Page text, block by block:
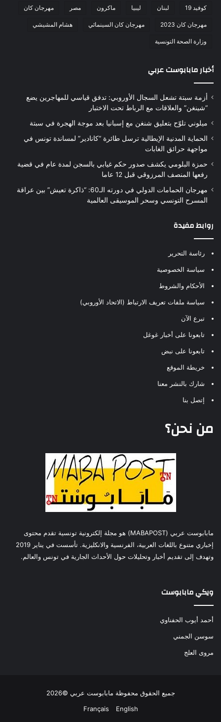
كوفيد 19 لبنان ليبيا ماكرون مصر مهرجان كان
مهرجان كان 2023 مهرجان كان السينمائي هشام المشيشي
وزارة الصحة التونسية
أخبار مابابوست عربي
أزمة سبتة تشعل السجال الأوروبي: تدفق قياسي للمهاجرين يضع
“شينغن” والعلاقات مع الرباط تحت الاختبار
ميلوني تلوّح بتعليق شنغن مع إسبانيا بعد موجة الهجرة في سبتة
الحماية المدنية الإيطالية ترسل طائرة “كانادير” لمساندة تونس في
مواجهة حرائق الغابات
حمزة البلومي يكشف صدور حكم غيابي بالسجن لمدة عام في قضية
رفعها المنصف المرزوقي قبل 12 عاما
مهرجان الحمامات الدولي في دورته الـ60: “ذاكرة تعيش” بين عراقة
المسرح التونسي وسحر الموسيقى العالمية
روابط مفيدة
رئاسة التحرير
سياسة الخصوصية
الأحكام والشروط
سياسة ملفات تعريف الارتباط (الاتحاد الأوروبي)
تبرع الآن
تابعونا على أخبار غوغل
تابعونا على نبض
خريطة الموقع
شارك بالنشر معنا
إتصل بنا
من نحن؟
مابابوست عربي (MABAPOST) هو مجلة إلكترونية تونسية تقدم محتوى
إخباري متنوع باللغات العربية، الفرنسية والانكليزية. تأسست في يناير 2019
وتهدف إلى تقديم أخبار وتحليلات حول الأحداث الجارية في تونس والعالم.
ويكي مابابوست
أحمد أيوب الحفناوي
سوسن الجمني
مروى العلج
جميع الحقوق محفوظة مابابوست عربي ©2026
English
Français